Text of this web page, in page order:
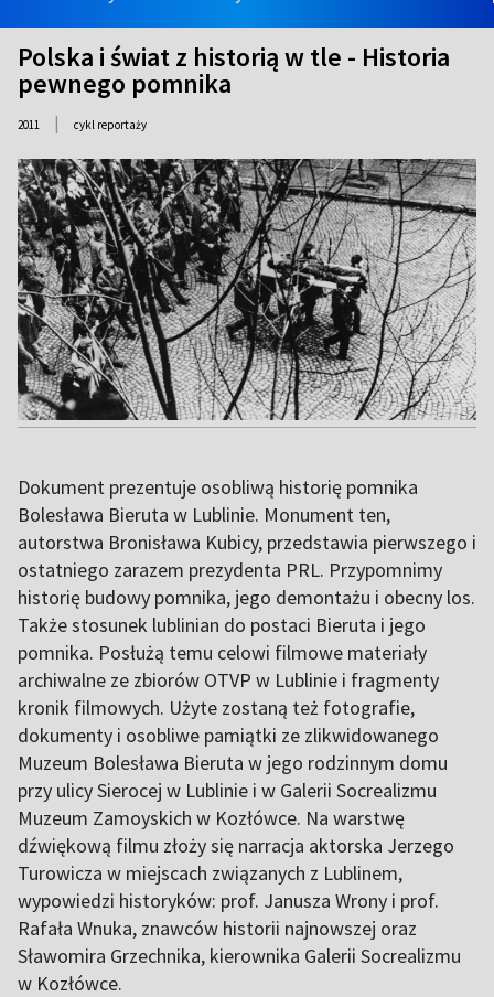
Polska i świat z historią w tle - Historia
pewnego pomnika
2011 | cykl reportaży
Dokument prezentuje osobliwą historię pomnika
Bolesława Bieruta w Lublinie. Monument ten,
autorstwa Bronisława Kubicy, przedstawia pierwszego i
ostatniego zarazem prezydenta PRL. Przypomnimy
historię budowy pomnika, jego demontażu i obecny los.
Także stosunek lublinian do postaci Bieruta i jego
pomnika. Posłużą temu celowi filmowe materiały
archiwalne ze zbiorów OTVP w Lublinie i fragmenty
kronik filmowych. Użyte zostaną też fotografie,
dokumenty i osobliwe pamiątki ze zlikwidowanego
Muzeum Bolesława Bieruta w jego rodzinnym domu
przy ulicy Sierocej w Lublinie i w Galerii Socrealizmu
Muzeum Zamoyskich w Kozłówce. Na warstwę
dźwiękową filmu złoży się narracja aktorska Jerzego
Turowicza w miejscach związanych z Lublinem,
wypowiedzi historyków: prof. Janusza Wrony i prof.
Rafała Wnuka, znawców historii najnowszej oraz
Sławomira Grzechnika, kierownika Galerii Socrealizmu
w Kozłówce.